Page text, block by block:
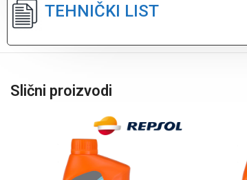
TEHNIČKI LIST
Slični proizvodi